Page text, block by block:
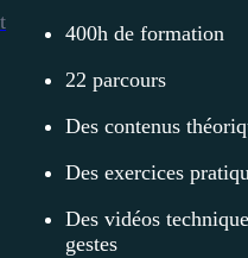
400h de formation
22 parcours
Des contenus
Des exercices
Des vidéos
gestes